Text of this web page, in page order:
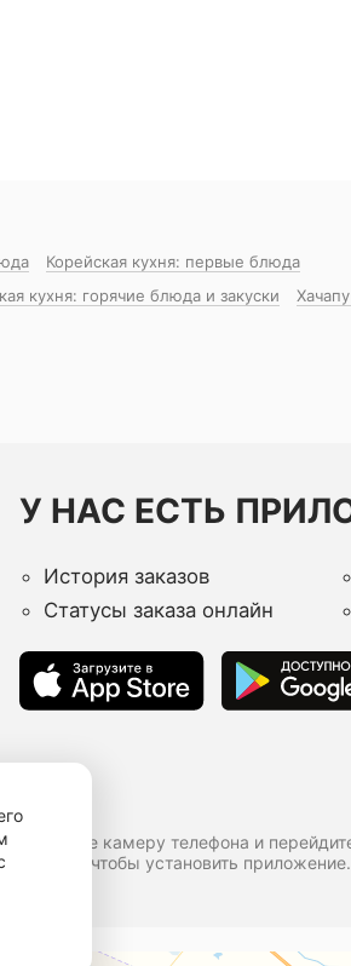
Корейская кухня: первые блюда
кухня: горячие блюда и закуски
У НАС ЕСТЬ
История заказов
Статусы заказа онлайн
Наведите камеру телефона и
ссылке, чтобы установить приложение.